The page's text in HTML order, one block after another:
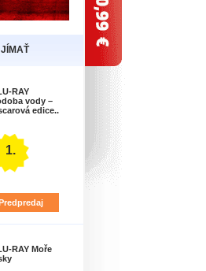
RAY
vody –
edice..
1.
RAY Moře